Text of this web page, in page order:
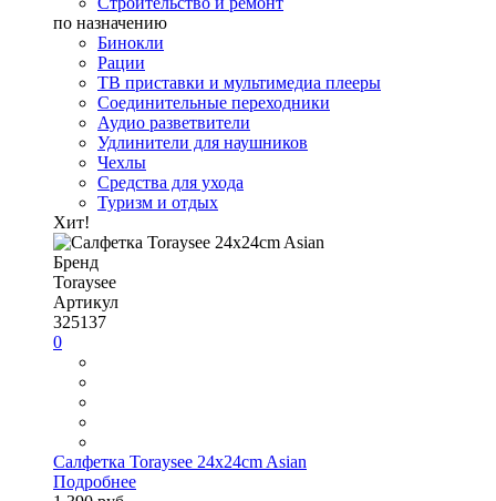
по назначению
Бинокли
Рации
ТВ приставки и мультимедиа плееры
Соединительные переходники
Аудио разветвители
Удлинители для наушников
Чехлы
Средства для ухода
Туризм и отдых
Хит!
Бренд
Toraysee
Артикул
325137
0
Салфетка Toraysee 24x24cm Asian
Подробнее